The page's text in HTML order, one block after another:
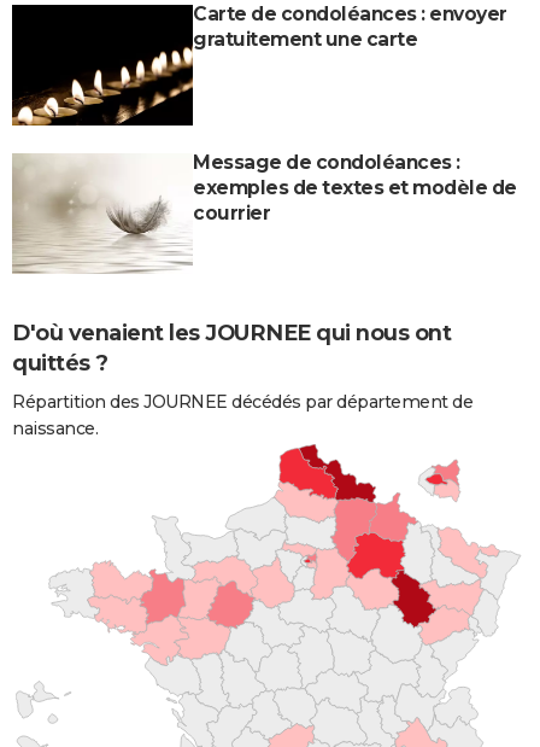
Carte de condoléances : envoyer
gratuitement une carte
Message de condoléances :
exemples de textes et modèle de
courrier
D'où venaient les JOURNEE qui nous ont
quittés ?
Répartition des JOURNEE décédés par département de
naissance.